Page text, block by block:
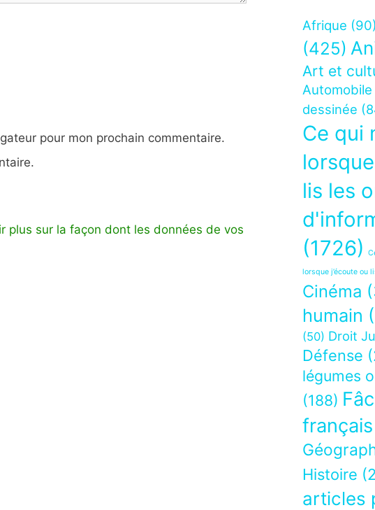
pour mon prochain commentaire.
plus sur la façon dont les données de vos
Afrique (90)
(425)
Art et
Automobile
dessinée
Ce qui
lis les
(1726)
lorsque j’écoute ou
Cinéma
humain
(50) Droit
Défense
légumes
(188)
français
Histoire
articles